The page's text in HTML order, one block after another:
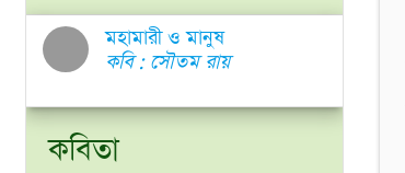
মহামারী ও মানুষ
কবি : সৌতম রায়
কবিতা